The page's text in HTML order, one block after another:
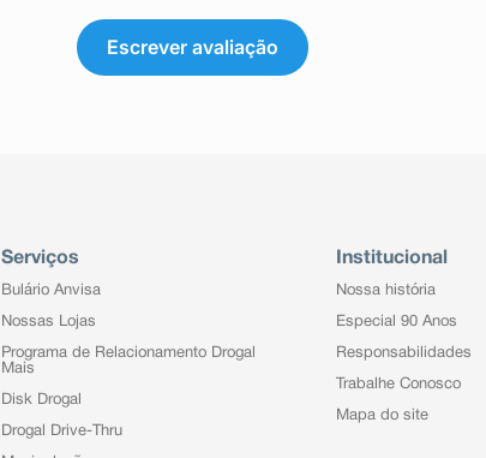
Escrever avaliação
Serviços
Bulário Anvisa
Nossas Lojas
Programa de Relacionamento Drogal
Mais
Disk Drogal
Drogal Drive-Thru
Institucional
Nossa história
Especial 90 Anos
Responsabilidades
Trabalhe Conosco
Mapa do site